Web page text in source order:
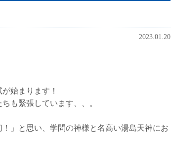
2023.01.20
始まります！
も緊張しています、、。
」と思い、学問の神様と名高い湯島天神にお